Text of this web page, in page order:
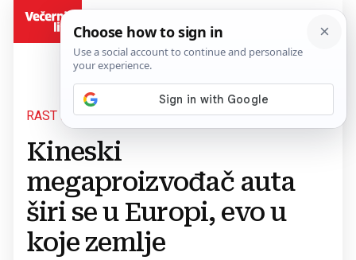
RAST PRODAJE ŠEST PUTA Povratak na članak
Kineski
megaproizvođač auta
širi se u Europi, evo u
koje zemlje